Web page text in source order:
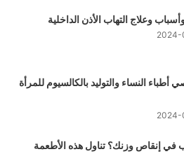
وعلاج التهاب الأذن الداخلية
2024-
أطباء النساء والتوليد بالكالسيوم للمرأة
2024-
في إنقاص وزنك؟ تناول هذه الأطعمة